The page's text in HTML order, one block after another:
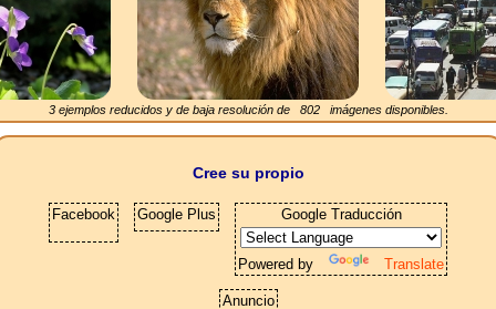
3 ejemplos reducidos y de baja resolución de 802imágenes disponibles.
Cree su propio
Facebook Google Plus Google Traducción
Powered by Translate
Anuncio